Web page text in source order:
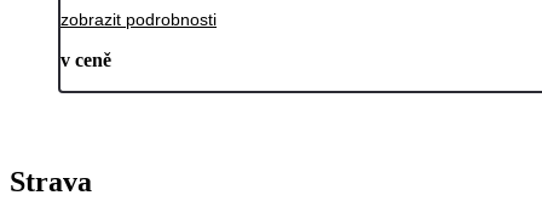
zobrazit podrobnosti
v ceně
Strava